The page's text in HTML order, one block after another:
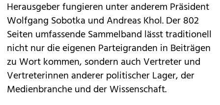
Herausgeber fungieren unter anderem Präsident
Wolfgang Sobotka und Andreas Khol. Der 802
Seiten umfassende Sammelband lässt traditionell
nicht nur die eigenen Parteigranden in Beiträgen
zu Wort kommen, sondern auch Vertreter und
Vertreterinnen anderer politischer Lager, der
Medienbranche und der Wissenschaft.